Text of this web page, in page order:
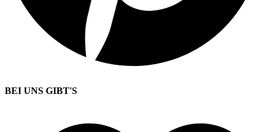
BEI UNS GIBT'S